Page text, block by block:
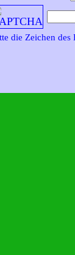
die Zeichen des